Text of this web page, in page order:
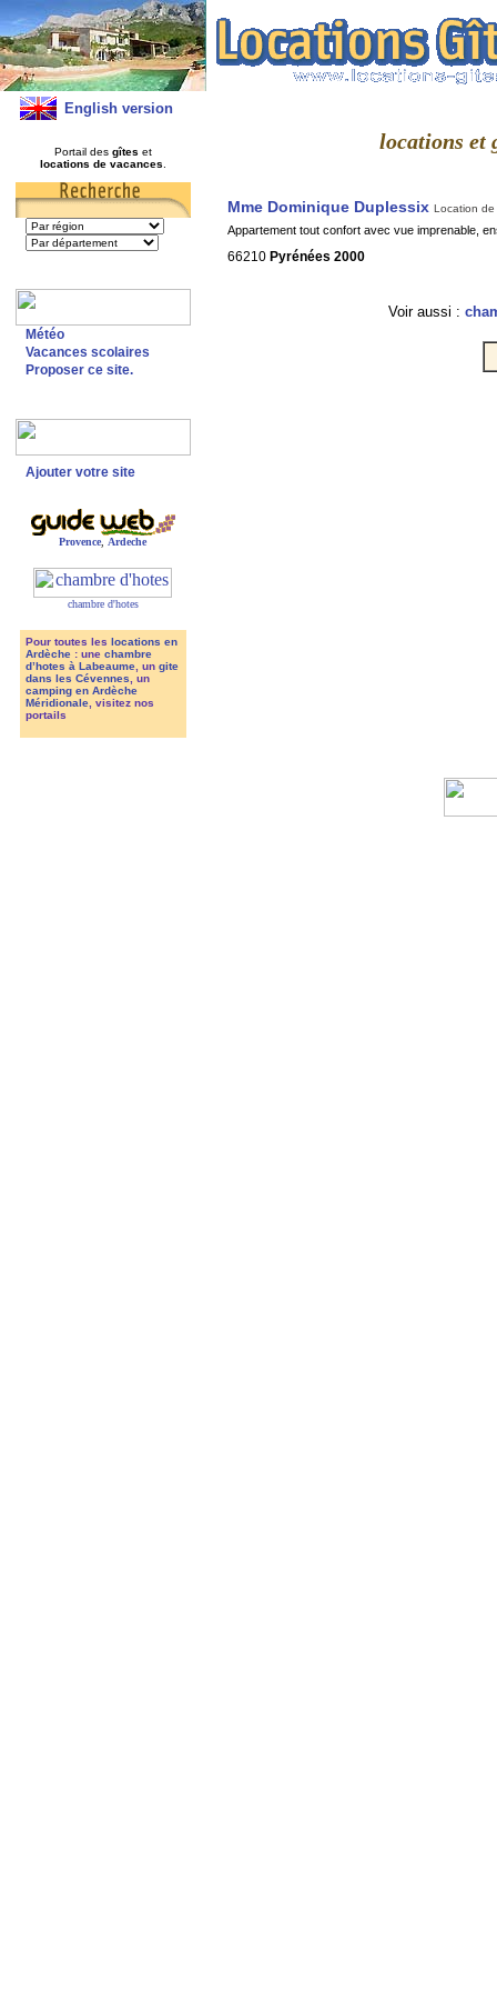
English version
Portail des gîtes et
locations de vacances
Météo
Vacances scolaires
Proposer ce site.
Ajouter votre site
Provence Ardeche
chambre d'hotes
Pour toutes les locations en
Ardèche: une chambre
d’hotes à Labeaume, un gite
dans les Cévennes , un
camping en Ardèche
Méridionale, visitez nos
portails
locations
Mme Dominique Duplessix Location de
Appartement tout confort avec vue imprenable,
66210 Pyrénées 2000
Voir aussi :